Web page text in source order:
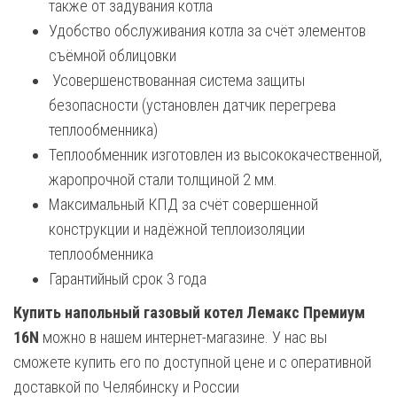
также от задувания котла
Удобство обслуживания котла за счёт элементов
съёмной облицовки
Усовершенствованная система защиты
безопасности (установлен датчик перегрева
теплообменника)
Теплообменник изготовлен из высококачественной,
жаропрочной стали толщиной 2 мм.
Максимальный КПД за счёт совершенной
конструкции и надёжной теплоизоляции
теплообменника
Гарантийный срок 3 года
Купить напольный газовый котел Лемакс Премиум
16N можно в нашем интернет-магазине. У нас вы
сможете купить его по доступной цене и с оперативной
доставкой по Челябинску и России